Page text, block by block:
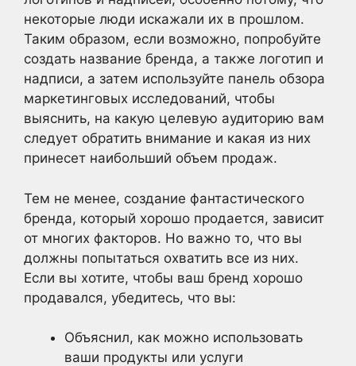
некоторые люди искажали их в прошлом.
Таким образом, если возможно, попробуйте
создать название бренда, а также логотип и
надписи, а затем используйте панель обзора
маркетинговых исследований, чтобы
выяснить, на какую целевую аудиторию вам
следует обратить внимание и какая из них
принесет наибольший объем продаж.
Тем не менее, создание фантастического
бренда, который хорошо продается, зависит
от многих факторов. Но важно то, что вы
должны попытаться охватить все из них.
Если вы хотите, чтобы ваш бренд хорошо
продавался, убедитесь, что вы:
Объяснил, как можно использовать
ваши продукты или услуги